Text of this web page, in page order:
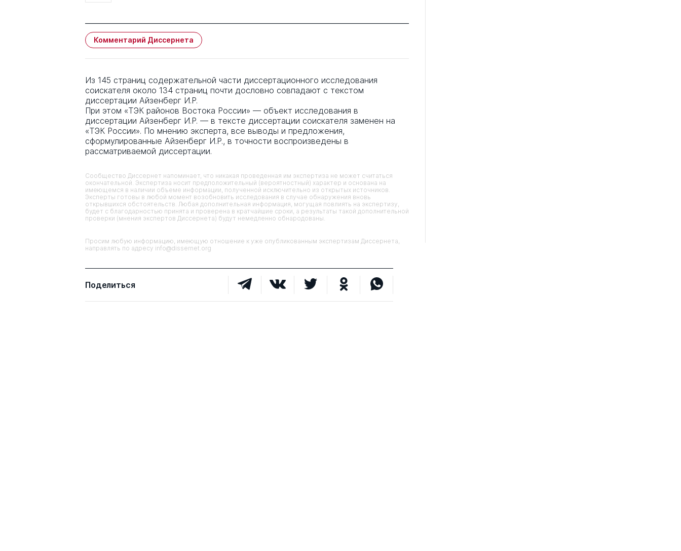
Комментарий Диссернета
Из 145 страниц содержательной части диссертационного исследования
соискателя около 134 страниц почти дословно совпадают с текстом
диссертации Айзенберг И.Р.
При этом «ТЭК районов Востока России» — объект исследования в
диссертации Айзенберг И.Р. — в тексте диссертации соискателя заменен на
«ТЭК России». По мнению эксперта, все выводы и предложения,
сформулированные Айзенберг И.Р., в точности воспроизведены в
рассматриваемой диссертации.
Сообщество Диссернет напоминает, что никакая проведенная им экспертиза не может считаться
окончательной. Экспертиза носит предположительный (вероятностный) характер и основана на
имеющемся в наличии объеме информации, полученной исключительно из открытых источников.
Эксперты готовы в любой момент возобновить исследования в случае обнаружения вновь
открывшихся обстоятельств. Любая дополнительная информация, могущая повлиять на экспертизу,
будет с благодарностью принята и проверена в кратчайшие сроки, а результаты такой дополнительной
проверки (мнения экспертов Диссернета) будут немедленно обнародованы.
Просим любую информацию, имеющую отношение к уже опубликованным экспертизам Диссернета,
направлять по адресу info@dissernet.org
Поделиться